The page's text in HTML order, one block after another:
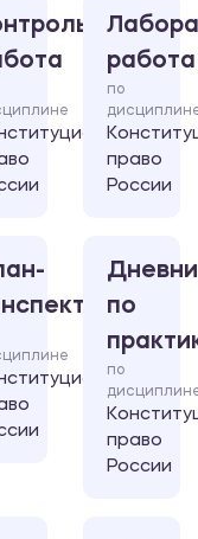
работа
по
право
России
по
по
право
России